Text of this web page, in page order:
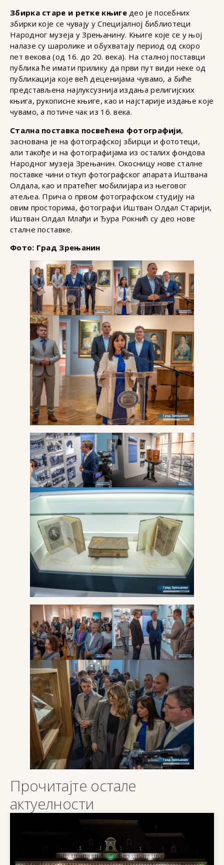
Збирка старе и ретке књигедео је посебних
збирки које се чувају у Специјалној библиотеци
Народног музеја у Зрењанину. Књиге које се у њој
налазе су шаролике и обухватају период од скоро
пет векова (од 16. до 20. века). На сталној поставци
публика ће имати прилику да први пут види неке од
публикација које већ деценијама чувамо, а биће
представљена најлуксузнија издања религијских
књига, рукописне књиге, као и најстарије издање које
чувамо, а потиче чак из 16. века.
Стална поставка посвећена фотографији,
заснована је на фотографској збирци и фототеци,
али такође и на фотографијама из осталих фондова
Народног музеја Зрењанин. Окосницу нове сталне
поставке чини откуп фотографског апарата Иштвана
Олдала, као и пратећег мобилијара из његовог
атељеа. Прича о првом фотографском студију на
овим просторима, фотографи Иштван Олдал Старији,
Иштван Олдал Млађи и Ђура Рокнић су део нове
сталне поставке.
Фото: Град Зрењанин
Прочитајте остале
актуелности